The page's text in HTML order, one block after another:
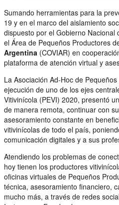
Sumando herramientas para la
19 y en el marco del aislamiento
dispuesto por el Gobierno
el Área de Pequeños Productores
Argentina (COVIAR) en
plataforma de atención virtual y
La Asociación Ad-Hoc de
ejecución de uno de los ejes
Vitivinícola (PEVI) 2020, presentó
de manera remota, continuar con
asesoramiento constante en
vitivinícolas de todo el país,
comunicación digitales y a sus
Atendiendo los problemas de
hoy tienen los productores
oficinas virtuales de Pequeños
técnica, asesoramiento financiero,
mucho más, a través de redes